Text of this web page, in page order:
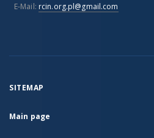
E-Mail: rcin.org.pl@gmail.com
SITEMAP
Main page